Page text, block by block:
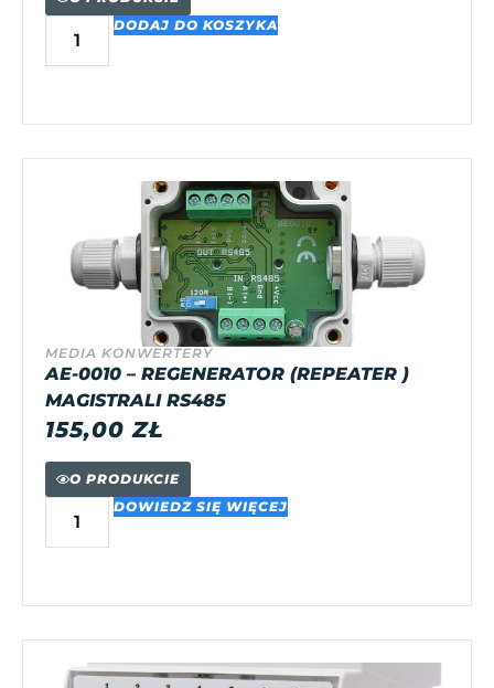
DODAJ DO KOSZYKA
MEDIA KONWERTERY
AE-0010 – REGENERATOR (REPEATER )
MAGISTRALI RS485
155,00ZŁ
O PRODUKCIE
DOWIEDZ SIĘ WIĘCEJ